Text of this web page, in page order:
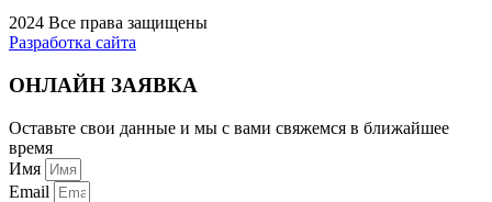
2024 Все права защищены
Разработка сайта
ОНЛАЙН ЗАЯВКА
Оставьте свои данные и мы с вами свяжемся в ближайшее
время
Имя
Email